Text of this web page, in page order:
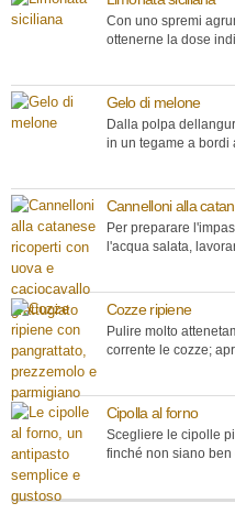
Con uno spremi
ottenerne la dose
Gelo di melone
Dalla polpa
in un tegame a bordi
Cannelloni alla
Per preparare
l'acqua salata,
Cozze ripiene
Pulire molto
corrente le cozze;
Cipolla al forno
Scegliere le cipolle
finché non siano ben